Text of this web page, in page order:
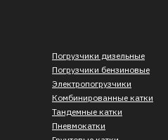
Погрузчики дизельные
Погрузчики бензиновые
Электропогрузчики
Комбинированные катки
Тандемные катки
Пневмокатки